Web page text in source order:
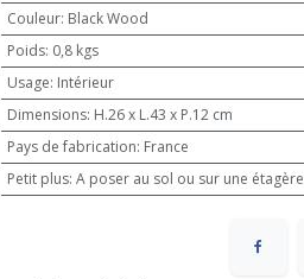
Couleur: Black Wood
Poids: 0,8 kgs
Usage: Intérieur
Dimensions: H.26 x L.43 x P.12 cm
Pays de fabrication: France
Petit plus: A poser au sol ou sur une étagère